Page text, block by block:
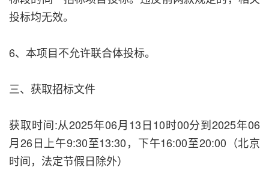
投标均无效。
6、本项目不允许联合体投标。
三、获取招标文件
获取时间:从2025年06月13日10时00分到2025年06
月26日上午9:30至13:30，下午16:00至20:00（北京
时间，法定节假日除外）